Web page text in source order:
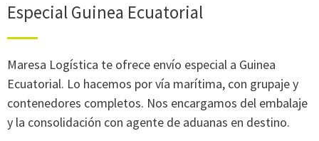
Especial Guinea Ecuatorial
Maresa Logística te ofrece envío especial a Guinea
Ecuatorial. Lo hacemos por vía marítima, con grupaje y
contenedores completos. Nos encargamos del embalaje
y la consolidación con agente de aduanas en destino.